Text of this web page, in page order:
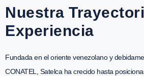
Nuestra
Experiencia
Fundada en el oriente venezolano y
CONATEL, Satelca ha crecido hasta